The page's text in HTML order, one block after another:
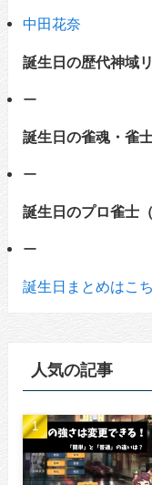
中田花奈
誕生日の歴代神域
ー
誕生日の雀魂・雀
ー
誕生日のプロ雀士
ー
誕生日まとめはこ
人気の記事